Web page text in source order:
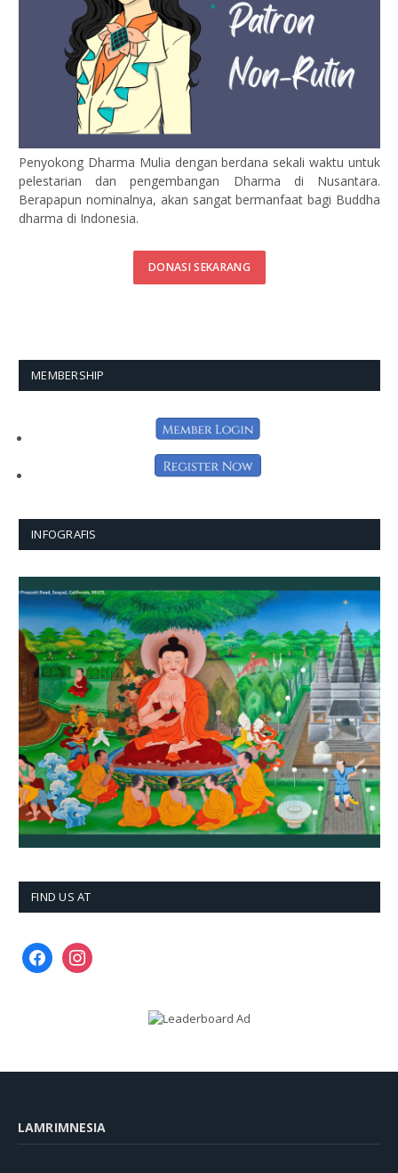
Penyokong Dharma Mulia dengan berdana sekali waktu untuk
pelestarian dan pengembangan Dharma di Nusantara.
Berapapun nominalnya, akan sangat bermanfaat bagi Buddha
dharma di Indonesia.
DONASI SEKARANG
MEMBERSHIP
INFOGRAFIS
FIND US AT
facebookinstagram
LAMRIMNESIA